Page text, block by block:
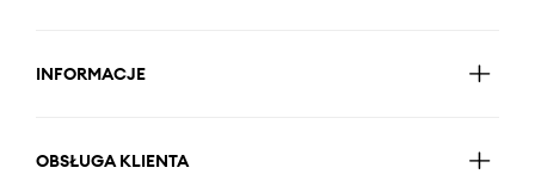
INFORMACJE
OBSŁUGA KLIENTA